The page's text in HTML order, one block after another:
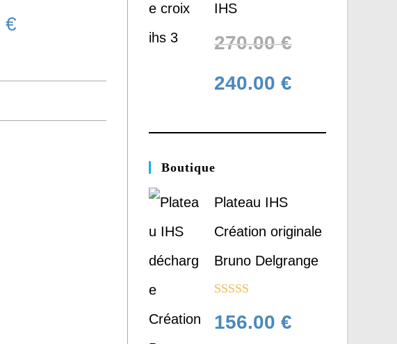
€
IHS
270.00€
240.00 €
Boutique
Plateau IHS
Création originale
Bruno Delgrange
sur 5
156.00 €